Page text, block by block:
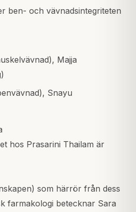
ben- och vävnadsintegriteten
Majja
Snayu
hos Prasarini Thailam är
som härrör från dess
farmakologi betecknar Sara